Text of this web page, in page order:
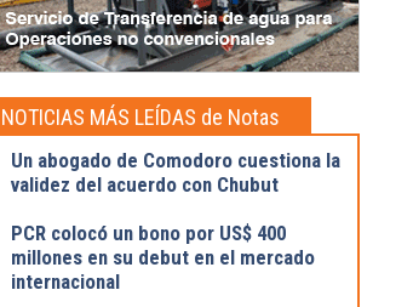
NOTICIAS MÁS LEÍDAS de Notas
Destacadas
Un abogado de Comodoro cuestiona la
validez del acuerdo con Chubut
PCR colocó un bono por US$ 400
millones en su debut en el mercado
internacional